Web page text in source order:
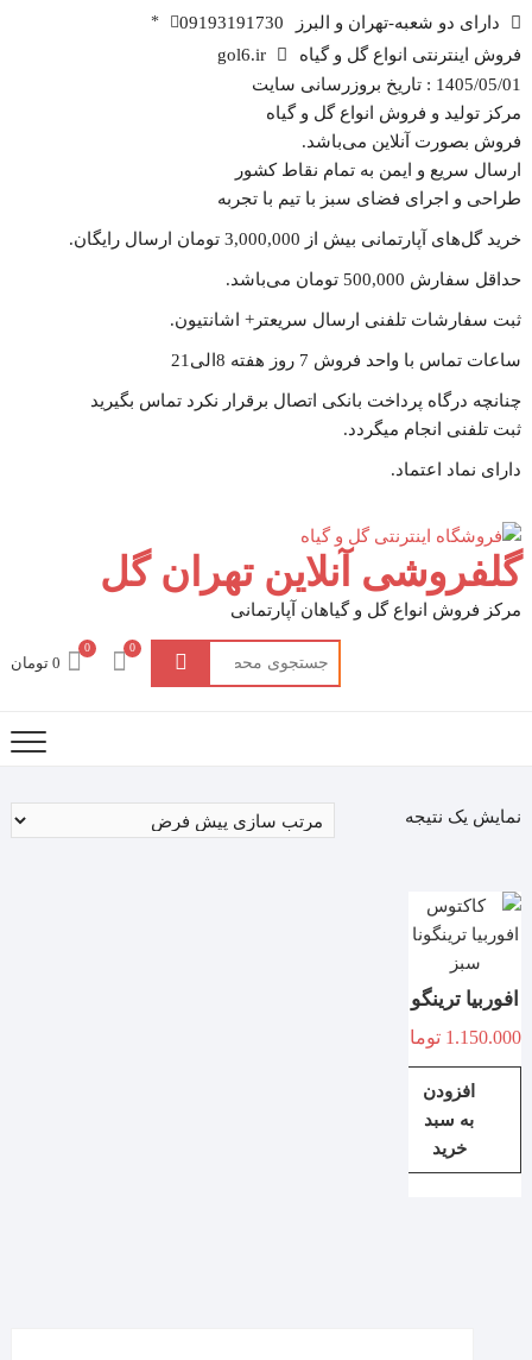
دارای دو شعبه-تهران و البرز *
09193191730
فروش اینترنتی انواع گل و گیاه
1405/05/01 : تاریخ بروزرسانی سایت
مرکز تولید و فروش انواع گل و گیاه
فروش بصورت آنلاین می‌باشد.
ارسال سریع و ایمن به تمام نقاط کشور
طراحی و اجرای فضای سبز با تیم با تجربه
خرید گل‌های آپارتمانی بیش از 3,000,000 تومان ارسال رایگان.
حداقل سفارش 500,000 تومان می‌باشد.
ثبت سفارشات تلفنی ارسال سریعتر+ اشانتیون‌.
ساعات تماس با واحد فروش 7 روز هفته 8الی21
چنانچه درگاه پرداخت بانکی اتصال برقرار نکرد تماس بگیرید
ثبت تلفنی انجام میگردد.
دارای نماد اعتماد.
گلفروشی آنلاین تهران گل
مرکز فروش انواع گل و گیاهان آپارتمانی
جستجو
برای:
0
0 تومان
0
نمایش یک نتیجه
افوربیا ترینگو
1.150.000 تومان
افزودن
به سبد
خرید